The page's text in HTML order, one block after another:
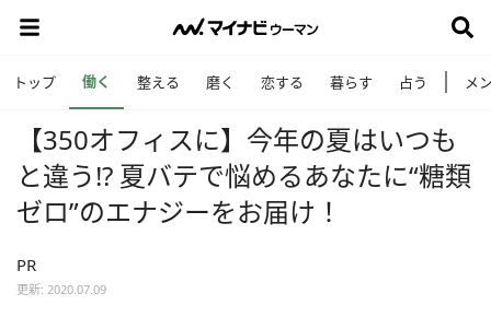
トップ 働く 整える 磨く 恋する 暮らす 占う メ
【350オフィスに】今年の夏はいつも
と違う!? 夏バテで悩めるあなたに“糖類
ゼロ”のエナジーをお届け！
PR
更新: 2020.07.09